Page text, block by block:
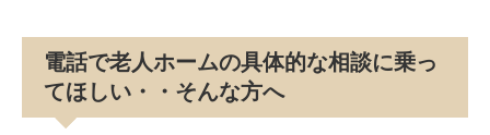
電話で老人ホームの具体的な相談に乗っ
てほしい・・そんな方へ